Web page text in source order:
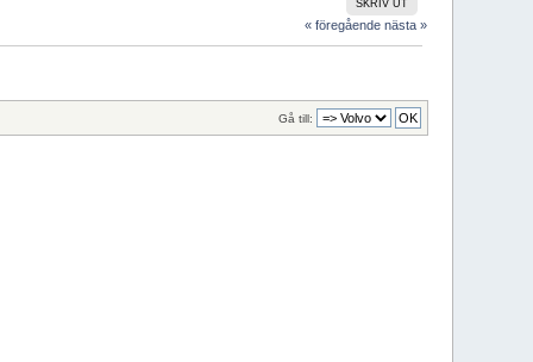
SKRIV UT
« föregående nästa »
Gå till: